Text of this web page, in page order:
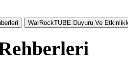
WarRockTUBE Duyuru Ve